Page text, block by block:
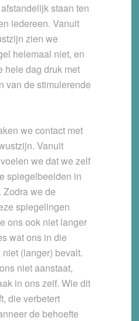
staan ten
iedereen. Vanuit
zien we
helemaal niet, en
hele dag druk met
van de stimulerende
we contact met
Vanuit
we dat we zelf
spiegelbeelden in
we de
spiegelingen
ons ook niet langer
wat ons in die
(langer) bevalt.
niet aanstaat,
in ons zelf. Wie dit
die verbetert
de behoefte